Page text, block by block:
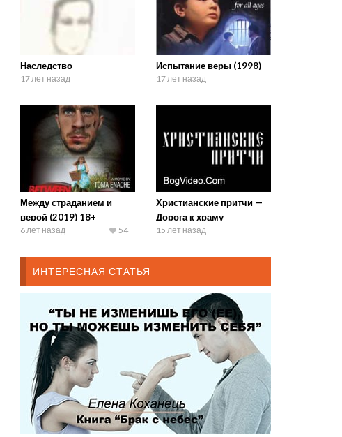
Наследство
17 лет назад
Испытание веры (1998)
17 лет назад
Между страданием и
верой (2019) 18+
6 лет назад 54
Христианские притчи —
Дорога к храму
15 лет назад
ИНТЕРЕСНАЯ СТАТЬЯ